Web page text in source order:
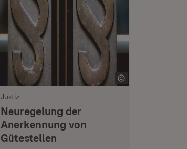
Justiz
Neuregelung der
Anerkennung von
Gütestellen